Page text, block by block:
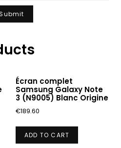
Écran complet
Samsung Galaxy Note
3 (N9005) Blanc Origine
€189.60
ADD TO CART